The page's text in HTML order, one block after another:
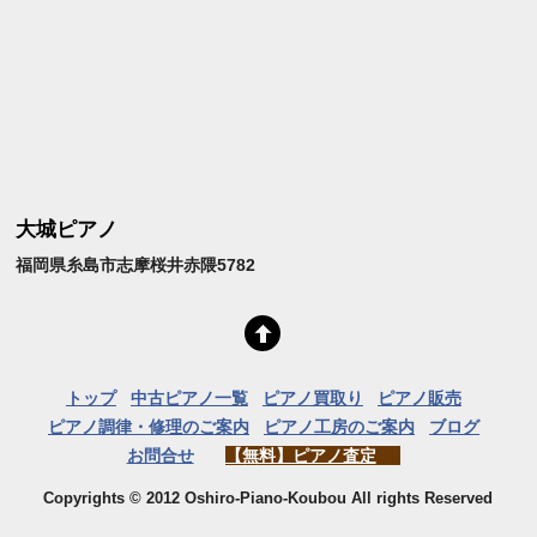
大城ピアノ
福岡県糸島市志摩桜井赤隈5782
トップ 中古ピアノ一覧 ピアノ買取り
ピアノ販売
ピアノ調律・修理のご案内
ピアノ工房のご案内
ブログ
お問合せ
【無料】ピアノ査定
Copyrights © 2012 Oshiro-Piano-Koubou All rights Reserved